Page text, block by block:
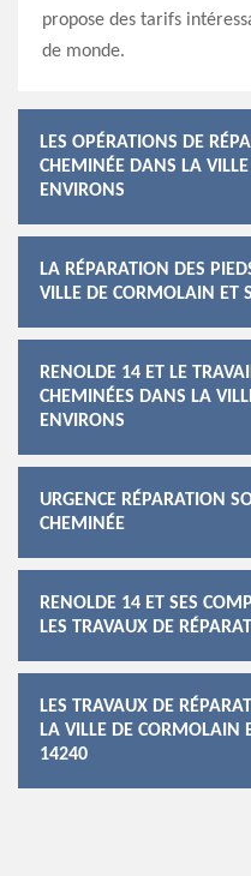
propose des tarifs
de monde.
LES OPÉRATIONS DE
CHEMINÉE DANS LA
ENVIRONS
LA RÉPARATION DES
VILLE DE CORMOLAIN ET
RENOLDE 14 ET LE
CHEMINÉES DANS LA
ENVIRONS
URGENCE RÉPARATION
CHEMINÉE
RENOLDE 14 ET SES
LES TRAVAUX DE
LES TRAVAUX DE
LA VILLE DE CORMOLAIN
14240